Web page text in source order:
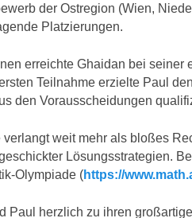
der Ostregion (Wien,
Platzierungen.
erreichte Ghaidan bei
Teilnahme erzielte Paul
den Vorausscheidungen
weit mehr als bloßes
Lösungsstrategien.
Olympiade (https://
Paul herzlich zu ihren